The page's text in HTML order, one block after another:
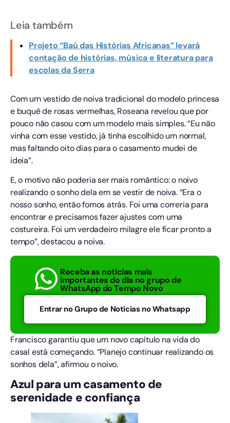
Leia também
Projeto “Baú das Histórias Africanas” levará
contação de histórias, música e literatura para
escolas da Serra
Com um vestido de noiva tradicional do modelo princesa
e buquê de rosas vermelhas, Roseana revelou que por
pouco não casou com um modelo mais simples. “Eu não
vinha com esse vestido, já tinha escolhido um normal,
mas faltando oito dias para o casamento mudei de
ideia”.
E, o motivo não poderia ser mais romântico: o noivo
realizando o sonho dela em se vestir de noiva. “Era o
nosso sonho, então fomos atrás. Foi uma correria para
encontrar e precisamos fazer ajustes com uma
costureira. Foi um verdadeiro milagre ele ficar pronto a
tempo”, destacou a noiva.
Receba as notícias mais
importantes do dia no grupo de
WhatsApp do Tempo Novo
Entrar no Grupo de Notícias no Whatsapp
Francisco garantiu que um novo capítulo na vida do
casal está começando. “Planejo continuar realizando os
sonhos dela”, afirmou o noivo.
Azul para um casamento de
serenidade e confiança